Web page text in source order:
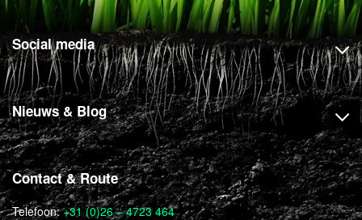
Social media
Nieuws & Blog
Contact & Route
Telefoon:+31 (0)26 – 4723 464